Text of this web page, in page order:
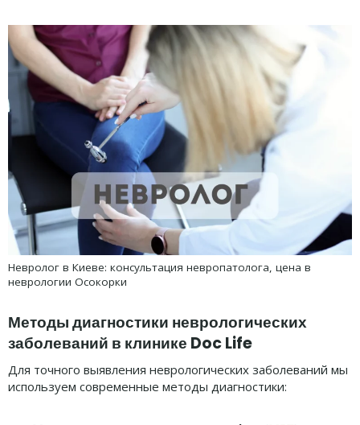
Невролог в Киеве: консультация невропатолога, цена в
неврологии Осокорки
Методы диагностики неврологических
заболеваний в клинике Doc Life
Для точного выявления неврологических заболеваний мы
используем современные методы диагностики: